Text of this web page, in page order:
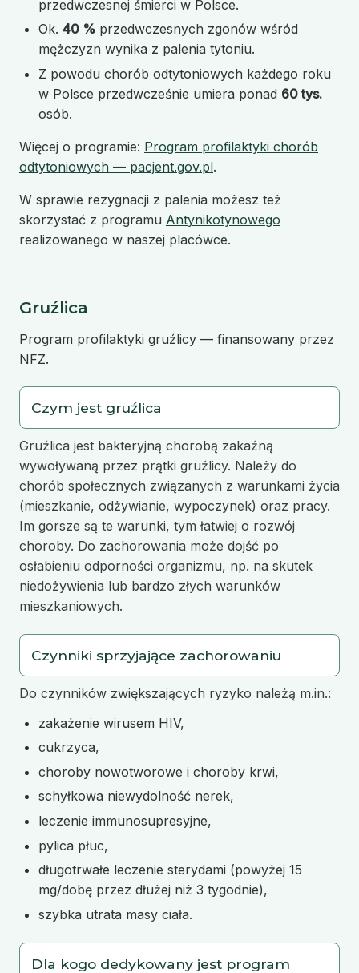
przedwczesnej śmierci w Polsce.
Ok. 40 % przedwczesnych zgonów wśród
mężczyzn wynika z palenia tytoniu.
Z powodu chorób odtytoniowych każdego roku
w Polsce przedwcześnie umiera ponad 60 tys.
osób.
Więcej o programie: Program profilaktyki chorób
odtytoniowych — pacjent.gov.pl.
W sprawie rezygnacji z palenia możesz też
skorzystać z programu Antynikotynowego
realizowanego w naszej placówce.
Gruźlica
Program profilaktyki gruźlicy — finansowany przez
NFZ.
Czym jest gruźlica
Gruźlica jest bakteryjną chorobą zakaźną
wywoływaną przez prątki gruźlicy. Należy do
chorób społecznych związanych z warunkami życia
(mieszkanie, odżywianie, wypoczynek) oraz pracy.
Im gorsze są te warunki, tym łatwiej o rozwój
choroby. Do zachorowania może dojść po
osłabieniu odporności organizmu, np. na skutek
niedożywienia lub bardzo złych warunków
mieszkaniowych.
Czynniki sprzyjające zachorowaniu
Do czynników zwiększających ryzyko należą m.in.:
zakażenie wirusem HIV,
cukrzyca,
choroby nowotworowe i choroby krwi,
schyłkowa niewydolność nerek,
leczenie immunosupresyjne,
pylica płuc,
długotrwałe leczenie sterydami (powyżej 15
mg/dobę przez dłużej niż 3 tygodnie),
szybka utrata masy ciała.
Dla kogo dedykowany jest program